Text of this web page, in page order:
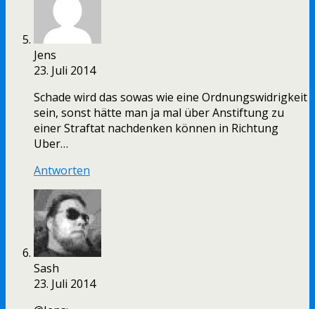
Jens
23. Juli 2014
Schade wird das sowas wie eine Ordnungswidrigkeit
sein, sonst hätte man ja mal über Anstiftung zu
einer Straftat nachdenken können in Richtung
Uber…
Antworten
Sash
23. Juli 2014